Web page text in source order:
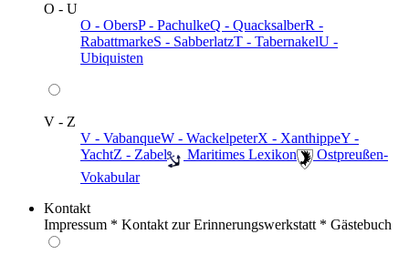
O - U
O - ObersP - PachulkeQ - QuacksalberR -
RabattmarkeS - SabberlatzT - TabernakelU -
Ubiquisten
V - Z
V - VabanqueW - WackelpeterX - XanthippeY -
YachtZ - Zabel ️ Maritimes Lexikon
️ Ostpreußen-
Vokabular
Kontakt
Impressum * Kontakt zur Erinnerungswerkstatt * Gästebuch